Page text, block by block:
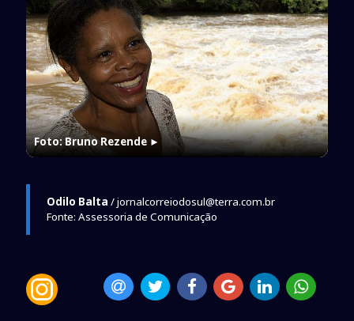
Foto: Bruno Rezende►
Odilo Balta / jornalcorreiodosul@terra.com.br
Fonte: Assessoria de Comunicação